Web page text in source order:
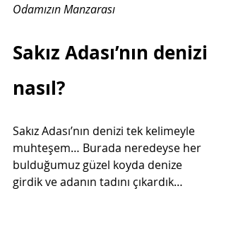
Odamızın Manzarası
Sakız Adası’nın denizi
nasıl?
Sakız Adası’nın denizi tek kelimeyle
muhteşem… Burada neredeyse her
bulduğumuz güzel koyda denize
girdik ve adanın tadını çıkardık…